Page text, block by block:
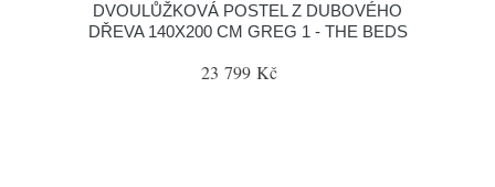
DVOULŮŽKOVÁ POSTEL Z DUBOVÉHO
DŘEVA 140X200 CM GREG 1 - THE BEDS
23 799 Kč